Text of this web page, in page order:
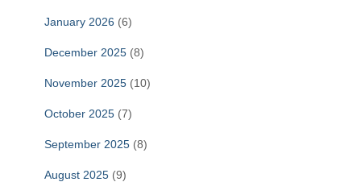
January 2026 (6)
December 2025 (8)
November 2025 (10)
October 2025 (7)
September 2025 (8)
August 2025 (9)